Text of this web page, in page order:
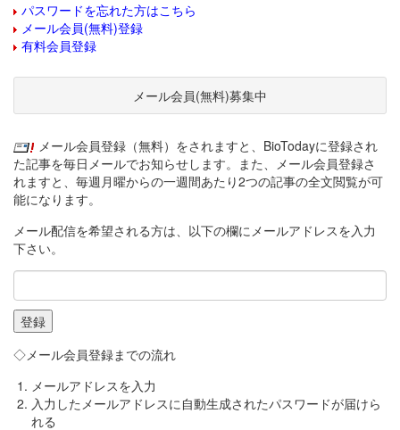
パスワードを忘れた方はこちら
メール会員(無料)登録
有料会員登録
メール会員(無料)募集中
メール会員登録（無料）をされますと、BioTodayに登録され
た記事を毎日メールでお知らせします。また、メール会員登録さ
れますと、毎週月曜からの一週間あたり2つの記事の全文閲覧が可
能になります。
メール配信を希望される方は、以下の欄にメールアドレスを入力
下さい。
◇メール会員登録までの流れ
メールアドレスを入力
入力したメールアドレスに自動生成されたパスワードが届けら
れる